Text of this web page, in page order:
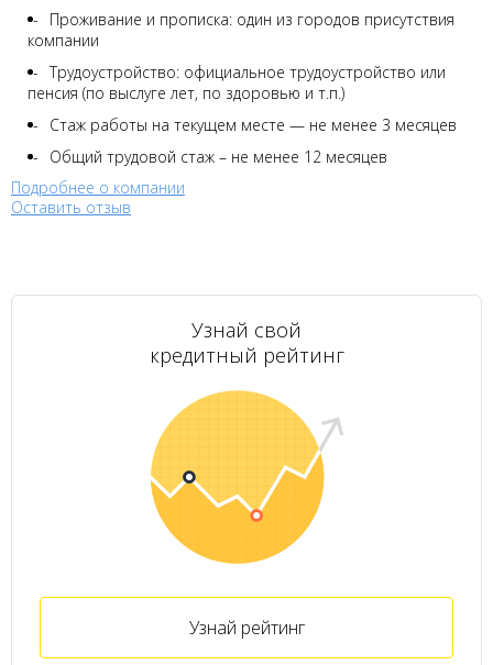
Проживание и прописка: один из городов присутствия
компании
Трудоустройство: официальное трудоустройство или
пенсия (по выслуге лет, по здоровью и т.п.)
Стаж работы на текущем месте — не менее 3 месяцев
Общий трудовой стаж – не менее 12 месяцев
Подробнее о компании
Оставить отзыв
Узнай свой
кредитный рейтинг
Узнай рейтинг